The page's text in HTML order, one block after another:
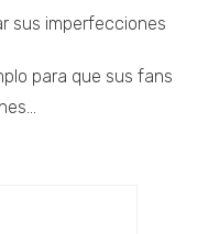
sus imperfecciones
para que sus fans